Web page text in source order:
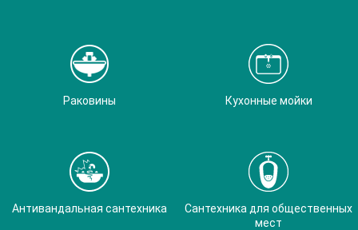
Раковины Кухонные мойки
Антивандальная сантехника
Сантехника для общественных
мест